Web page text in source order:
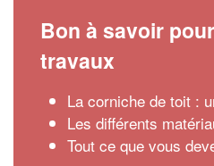
Bon à savoir
travaux
La corniche de toit :
Les différents
Tout ce que vous